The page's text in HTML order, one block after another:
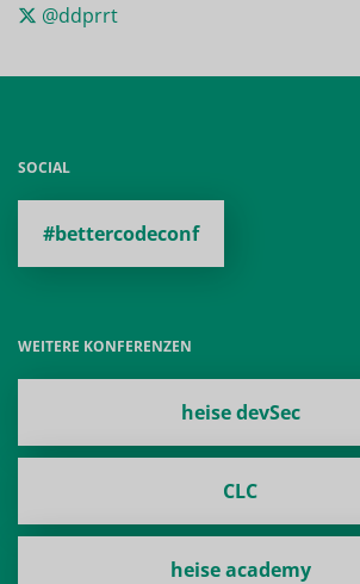
@ddprrt
SOCIAL
#bettercodeconf
WEITERE KONFERENZEN
heise devSec
CLC
heise academy